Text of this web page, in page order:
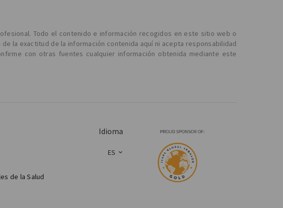
Todo el contenido e información recogidos en este sitio web o
la exactitud de la información contenida aquí ni acepta responsabilidad
con otras fuentes cualquier información obtenida mediante este
de la Salud
Idioma
ES